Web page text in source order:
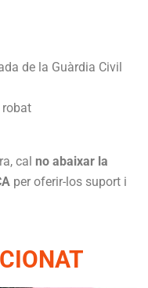
de la Guàrdia Civil
robat
cal no abaixar la
per oferir-los suport i